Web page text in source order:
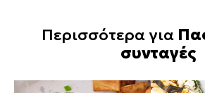
Περισσότερα για
συνταγές